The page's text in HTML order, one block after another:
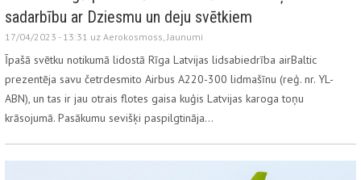
sadarbību ar Dziesmu un deju svētkiem
17/04/2023 - 13:31 uz Aerokosmoss,Jaunumi
Īpašā svētku notikumā lidostā Rīga Latvijas lidsabiedrība airBaltic
prezentēja savu četrdesmito Airbus A220-300 lidmašīnu (reģ. nr. YL-
ABN), un tas ir jau otrais flotes gaisa kuģis Latvijas karoga toņu
krāsojumā. Pasākumu sevišķi paspilgtināja…